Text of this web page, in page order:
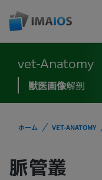
vet-Anatomy
獣医画像解剖
ホーム VET-ANATOMY
脈管叢